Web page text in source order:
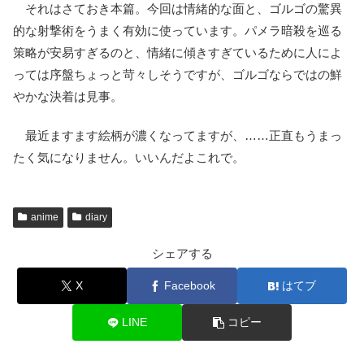
それはさておき本篇。今回は情緒的な面と、ゴルゴの驚異
的な射撃術をうまく有効に使っています。パメラ暗殺を巡る
策略が安易すぎるのと、情緒に傾きすぎているために人によ
っては序盤ちょっと苛々しそうですが、ゴルゴならではの鮮
やかな決着は見事。
最近ますます絵柄が濃くなってますが、……正直もうまっ
たく気になりません。いいんだよこれで。
anime diary
シェアする
X Facebook はてブ
LINE コピー